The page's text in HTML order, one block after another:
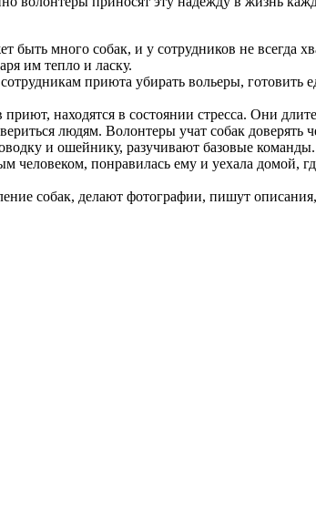
много собак, и у сотрудников не всегда
им тепло и ласку.
приюта убирать вольеры, готовить
находятся в состоянии стресса. Они
людям. Волонтеры учат собак доверять
и ошейнику, разучивают базовые
человеком, понравилась ему и уехала
собак, делают фотографии, пишут